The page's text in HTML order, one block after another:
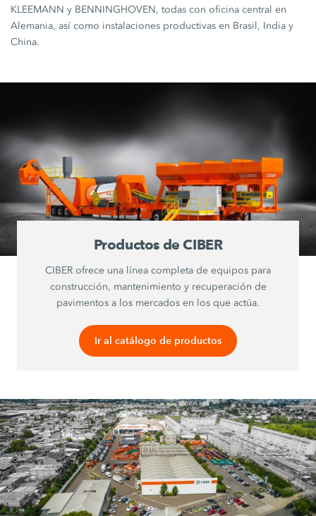
KLEEMANN y BENNINGHOVEN, todas con oficina central en
Alemania, así como instalaciones productivas en Brasil, India y
China.
Productos de CIBER
CIBER ofrece una línea completa de equipos para
construcción, mantenimiento y recuperación de
pavimentos a los mercados en los que actúa.
Ir al catálogo de productos